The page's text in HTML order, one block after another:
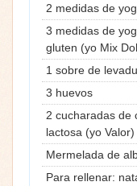
2 medidas de
3 medidas de
gluten (yo Mix
1 sobre de
3 huevos
2 cucharadas de
lactosa (yo Valor)
Mermelada de
Para rellenar: